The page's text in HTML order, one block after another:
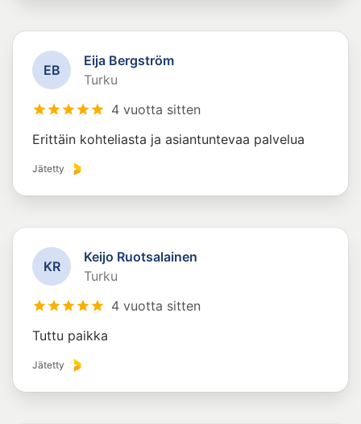
EB
Eija Bergström
Turku
4 vuotta sitten
Erittäin kohteliasta ja asiantuntevaa palvelua
Jätetty
KR
Keijo Ruotsalainen
Turku
4 vuotta sitten
Tuttu paikka
Jätetty